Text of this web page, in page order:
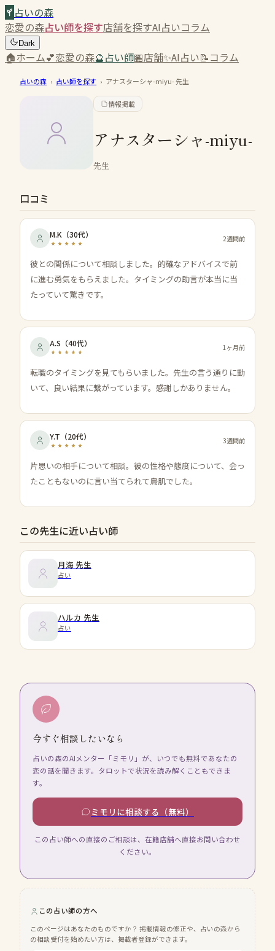
占いの森
恋愛の森占い師を探す店舗を探すAI占いコラム
Dark
🏠ホーム💕恋愛の森🔮占い師🏪店舗✨AI占い📝コラム
占いの森 › 占い師を探す › アナスターシャ-miyu-先生
情報掲載
アナスターシャ-miyu-
先生
口コミ
M.K （30代） 2週間前
彼との関係について相談しました。的確なアドバイスで前
に進む勇気をもらえました。タイミングの助言が本当に当
たっていて驚きです。
A.S （40代） 1ヶ月前
転職のタイミングを見てもらいました。先生の言う通りに動
いて、良い結果に繋がっています。感謝しかありません。
Y.T （20代） 3週間前
片思いの相手について相談。彼の性格や態度について、会っ
たこともないのに言い当てられて鳥肌でした。
この先生に近い占い師
月海 先生
占い
ハルカ 先生
占い
今すぐ相談したいなら
占いの森のAIメンター「ミモリ」が、いつでも無料であなたの
恋の話を聞きます。タロットで状況を読み解くこともできま
す。
ミモリに相談する（無料）
この占い師への直接のご相談は、在籍店舗へ直接お問い合わせ
ください。
この占い師の方へ
このページはあなたのものですか？ 掲載情報の修正や、占いの森から
の相談受付を始めたい方は、掲載者登録ができます。